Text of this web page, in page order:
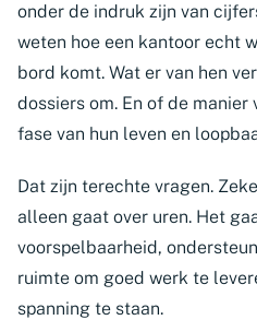
onder de indruk zijn van
weten hoe een kantoor echt
bord komt. Wat er van hen
dossiers om. En of de
fase van hun leven en
Dat zijn terechte vragen.
alleen gaat over uren. Het
voorspelbaarheid,
ruimte om goed werk te
spanning te staan.